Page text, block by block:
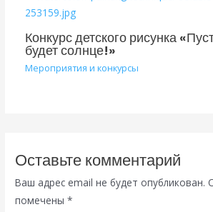
Конкурс детского рисунка
будет солнце!»
Мероприятия и конкурсы
Оставьте комментарий
Ваш адрес email не будет опубликован.
помечены*